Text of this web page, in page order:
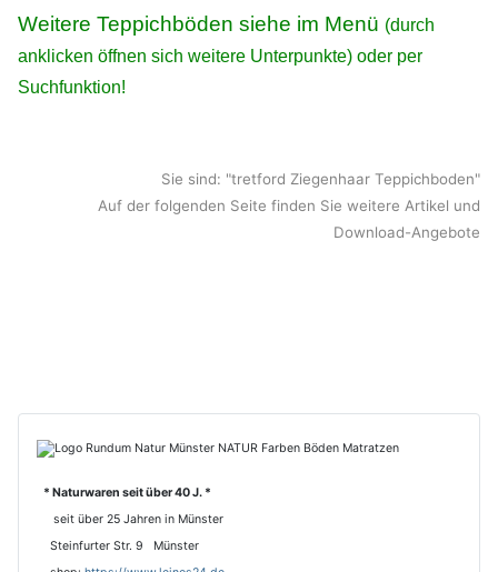
Weitere Teppichböden siehe im Menü (durch
anklicken öffnen sich weitere Unterpunkte) oder per
Suchfunktion!
Sie sind: "tretford Ziegenhaar Teppichboden"
Auf der folgenden Seite finden Sie weitere Artikel und
Download-Angebote
* Naturwaren seit über 40 J. *
seit über 25 Jahren in Münster
Steinfurter Str. 9 Münster